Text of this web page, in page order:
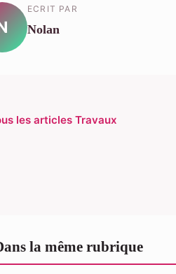
ECRIT PAR
Nolan
les articles Travaux
la même rubrique